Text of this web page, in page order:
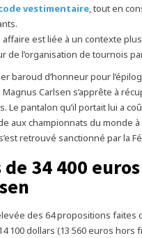
vestimentaire, tout en
affaire est liée à un contexte
de l’organisation de tournois
baroud d’honneur pour
Magnus Carlsen s’apprête à
Le pantalon qu’il portait lui a
aux championnats du monde
retrouvé sanctionné par la
de 34 400
des 64 propositions faites
100 dollars (13 560 euros hors